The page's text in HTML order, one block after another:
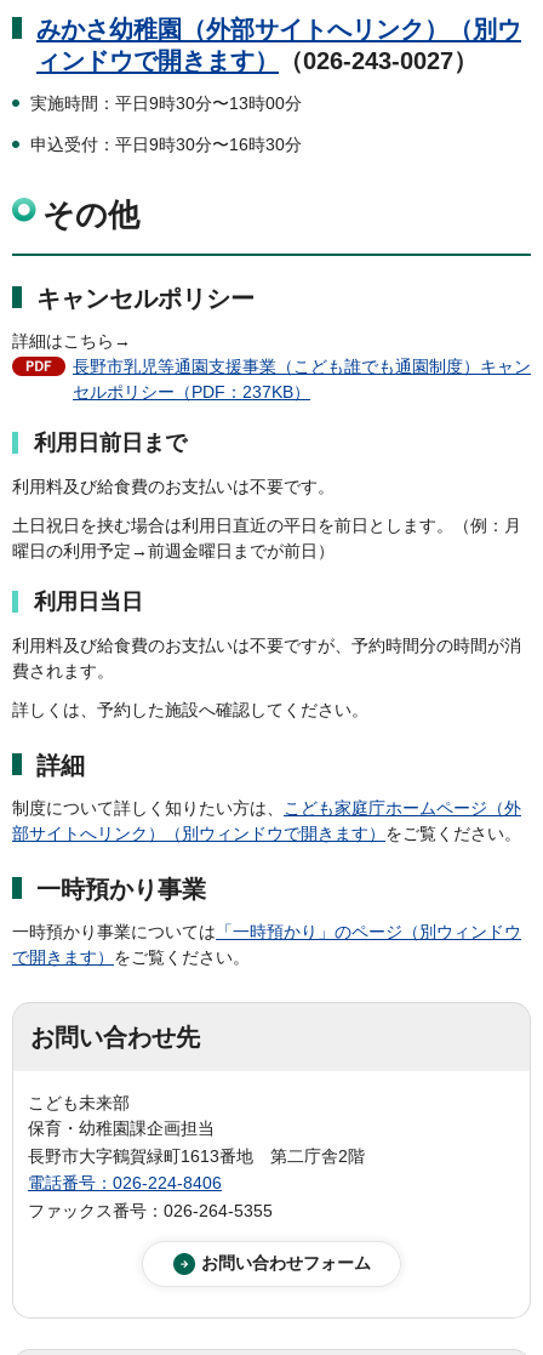
みかさ幼稚園（外部サイトへリンク）（別ウ
ィンドウで開きます）
（026-243-0027）
実施時間：平日9時30分〜13時00分
申込受付：平日9時30分〜16時30分
その他
キャンセルポリシー
詳細はこちら→
長野市乳児等通園支援事業（こども誰でも通園制度）キャン
セルポリシー（PDF：237KB）
利用日前日まで
利用料及び給食費のお支払いは不要です。
土日祝日を挟む場合は利用日直近の平日を前日とします。（例：月
曜日の利用予定→前週金曜日までが前日）
利用日当日
利用料及び給食費のお支払いは不要ですが、予約時間分の時間が消
費されます。
詳しくは、予約した施設へ確認してください。
詳細
制度について詳しく知りたい方は、 こども家庭庁ホームページ（外
部サイトへリンク）（別ウィンドウで開きます） をご覧ください。
一時預かり事業
一時預かり事業については 「一時預かり」のページ（別ウィンドウ
で開きます） をご覧ください。
お問い合わせ先
こども未来部
保育・幼稚園課企画担当
長野市大字鶴賀緑町1613番地 第二庁舎2階
電話番号：026-224-8406
ファックス番号：026-264-5355